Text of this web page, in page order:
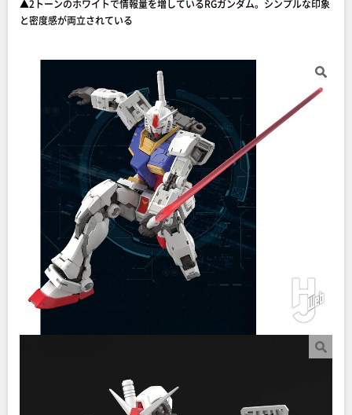
▲2トーンのホワイトで情報量を増しているRGガンダム。シンプルな印象
と密度感が両立されている